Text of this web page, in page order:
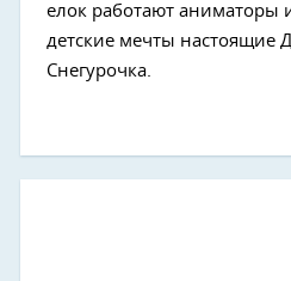
елок работают аниматоры
детские мечты настоящие
Снегурочка.